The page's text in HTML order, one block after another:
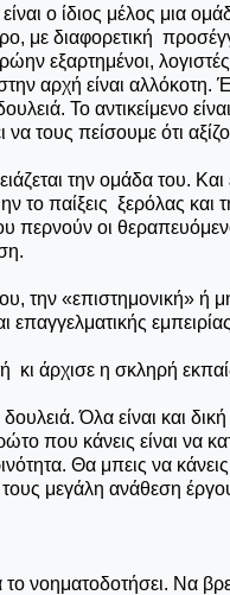
ο ίδιος μέλος μια
με διαφορετική
εξαρτημένοι,
αρχή είναι αλλόκοτη.
Το αντικείμενο
τους πείσουμε ότι
την ομάδα του.
το παίξεις ξερόλας
περνούν οι
την «επιστημονική» ή
επαγγελματικής
άρχισε η σκληρή
Όλα είναι και
που κάνεις είναι να
Θα μπεις να
μεγάλη ανάθεση
το νοηματοδοτήσει. Να